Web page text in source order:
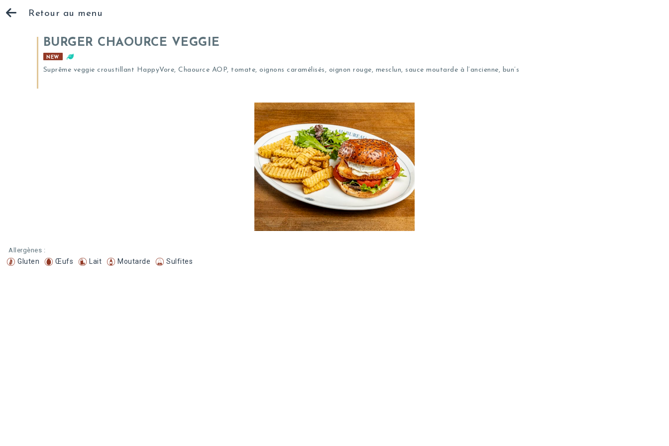
Retour au menu
BURGER CHAOURCE VEGGIE
NEW
Suprême veggie croustillant HappyVore, Chaource AOP, tomate, oignons caramélisés, oignon rouge, mesclun, sauce moutarde à l’ancienne, bun’s
Allergènes :
Gluten Œufs Lait Moutarde Sulfites